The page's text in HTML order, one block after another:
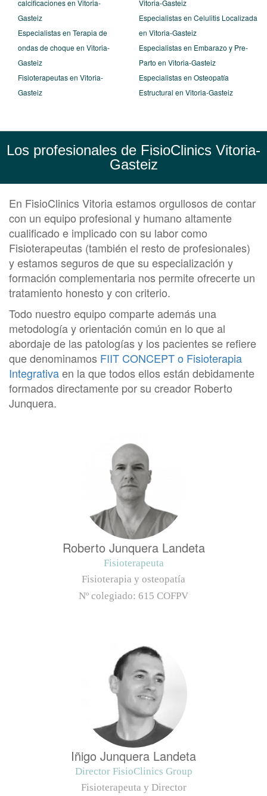
calcificaciones en Vitoria-
Gasteiz
Especialistas en Terapia de
ondas de choque en Vitoria-
Gasteiz
Fisioterapeutas en Vitoria-
Gasteiz
Vitoria-Gasteiz
Especialistas en Celulitis Localizada
en Vitoria-Gasteiz
Especialistas en Embarazo y Pre-
Parto en Vitoria-Gasteiz
Especialistas en Osteopatía
Estructural en Vitoria-Gasteiz
Los profesionales de FisioClinics Vitoria-
Gasteiz
En FisioClinics Vitoria estamos orgullosos de contar
con un equipo profesional y humano altamente
cualificado e implicado con su labor como
Fisioterapeutas (también el resto de profesionales)
y estamos seguros de que su especialización y
formación complementaria nos permite ofrecerte un
tratamiento honesto y con criterio.
Todo nuestro equipo comparte además una
metodología y orientación común en lo que al
abordaje de las patologías y los pacientes se refiere
que denominamos FIIT CONCEPT o Fisioterapia
Integrativaen la que todos ellos están debidamente
formados directamente por su creador Roberto
Junquera.
Roberto Junquera Landeta
Fisioterapeuta
Fisioterapia y osteopatía
Nº colegiado: 615 COFPV
Iñigo Junquera Landeta
Director FisioClinics Group
Fisioterapeuta y Director